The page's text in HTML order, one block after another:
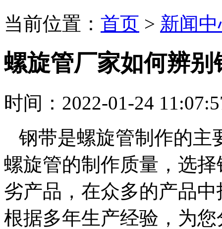
当前位置： 首页 > 新闻
螺旋管厂家如何辨别
时间：2022-01-24
钢带是螺旋管制作的主
螺旋管的制作质量，选
劣产品，在众多的产品
根据多年生产经验，为